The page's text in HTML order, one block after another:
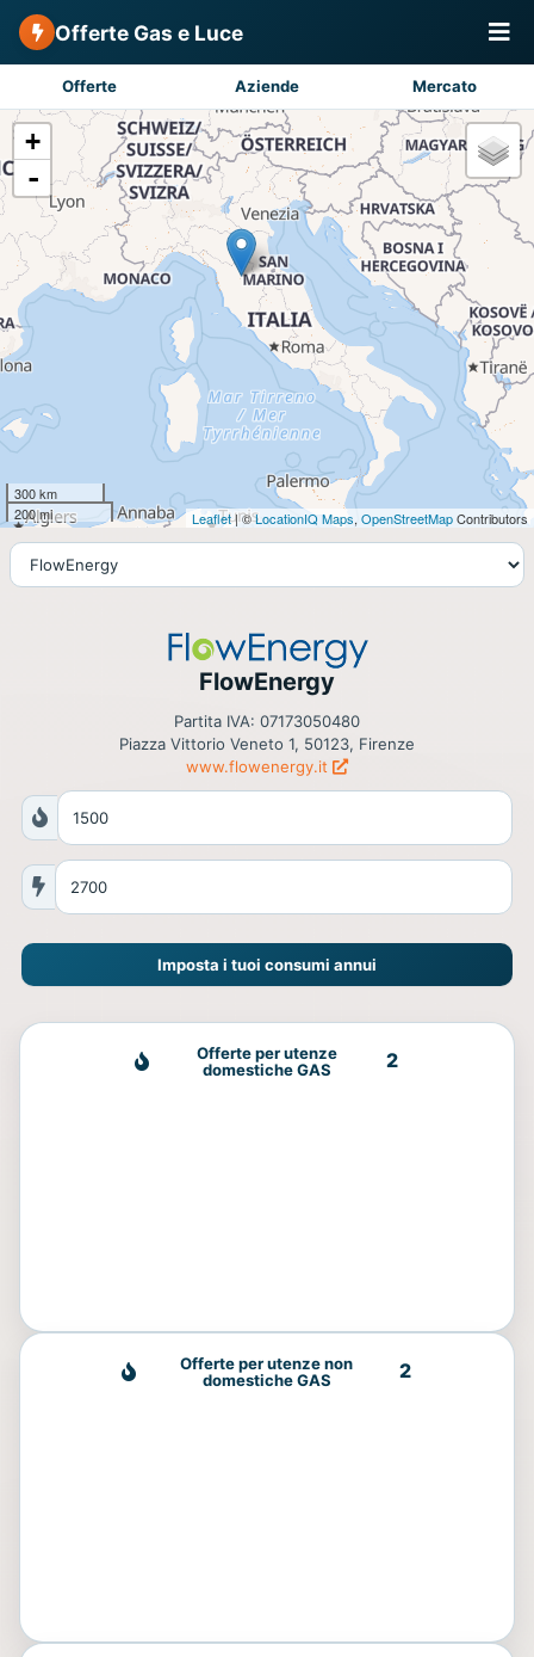
Offerte Gas e Luce
Offerte Aziende Mercato
+
-
300 km
200 mi
Leaflet| ©LocationIQ Maps, OpenStreetMapContributors
FlowEnergy
Partita IVA: 07173050480
Piazza Vittorio Veneto 1, 50123, Firenze
www.flowenergy.it
Imposta i tuoi consumi annui
Offerte per utenze
domestiche GAS
2
Offerte per utenze non
domestiche GAS
2